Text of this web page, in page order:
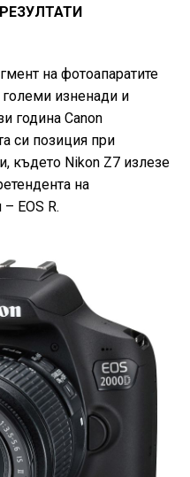
на фотоапаратите
изненади и
година Canon
си позиция при
където Nikon Z7 излезе
на
EOS R.